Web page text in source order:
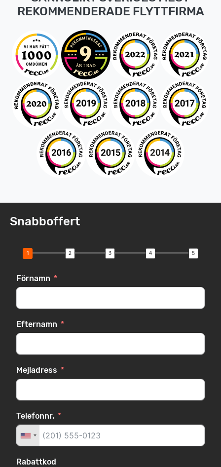
REKOMMENDERADE FLYTTFIRMA
Snabboffert
Förnamn
Efternamn
Mejladress
Telefonnr.
Rabattkod